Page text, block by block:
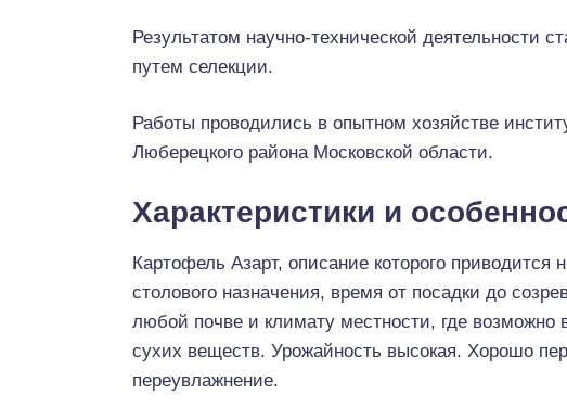
Результатом научно-технической деятельности
путем селекции.
Работы проводились в опытном хозяйстве
Люберецкого района Московской области.
Характеристики и
Картофель Азарт, описание которого приводится
столового назначения, время от посадки до
любой почве и климату местности, где
сухих веществ. Урожайность высокая. Хорошо
переувлажнение.